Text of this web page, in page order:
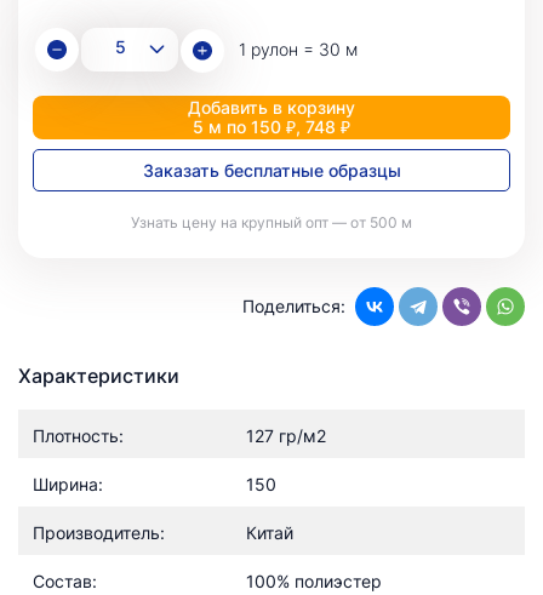
1 рулон = 30 м
Добавить в корзину
5 м по 150 ₽, 748 ₽
Заказать бесплатные образцы
Узнать цену на крупный опт — от 500 м
Поделиться:
Характеристики
Плотность: 127 гр/м2
Ширина: 150
Производитель: Китай
Состав: 100% полиэстер